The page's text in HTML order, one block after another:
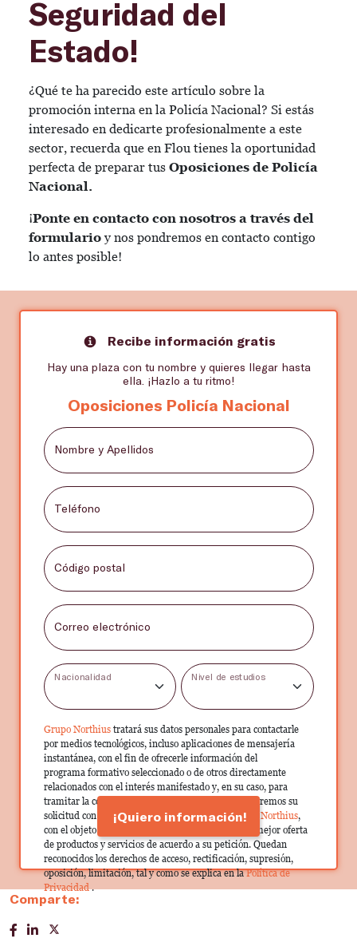
Seguridad del
Estado!
¿Qué te ha parecido este artículo sobre la
promoción interna en la Policía Nacional? Si estás
interesado en dedicarte profesionalmente a este
sector, recuerda que en Flou tienes la oportunidad
perfecta de preparar tus Oposiciones de Policía
Nacional.
¡Ponte en contacto con nosotros a través del
formularioy nos pondremos en contacto contigo
lo antes posible!
Recibe información gratis
Hay una plaza con tu nombre y quieres llegar hasta
ella. ¡Hazlo a tu ritmo!
Oposiciones Policía Nacional
Nombre y Apellidos
Teléfono
Código postal
Correo electrónico
Nacionalidad Nivel de estudios
Grupo Northius tratará sus datos personales para contactarle
por medios tecnológicos, incluso aplicaciones de mensajería
instantánea, con el fin de ofrecerle información del
programa formativo seleccionado o de otros directamente
relacionados con el interés manifestado y, en su caso, para
tramitar la contratación correspondiente. Compartiremos su
solicitud con las empresas que conforman elGrupo Northius,
con el objeto de que estas puedan hacerle llegar la mejor oferta
de productos y servicios de acuerdo a su petición. Quedan
reconocidos los derechos de acceso, rectificación, supresión,
oposición, limitación, tal y como se explica en laPolítica de
Privacidad.
¡Quiero información!
Comparte: